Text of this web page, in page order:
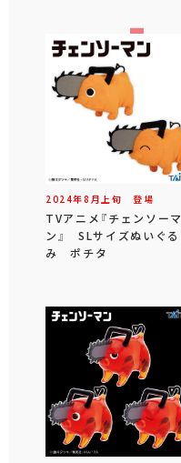
2024年8 月 上旬 登場
TVアニメ『チェンソーマ
ン』 SLサイズぬいぐる
み ポチタ